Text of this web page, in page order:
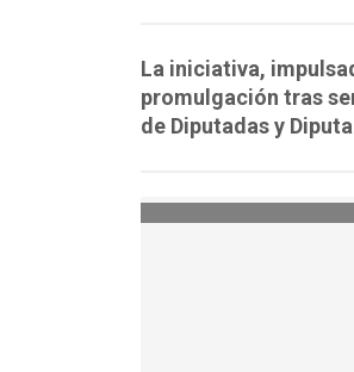
La iniciativa,
promulgación tras
de Diputadas y